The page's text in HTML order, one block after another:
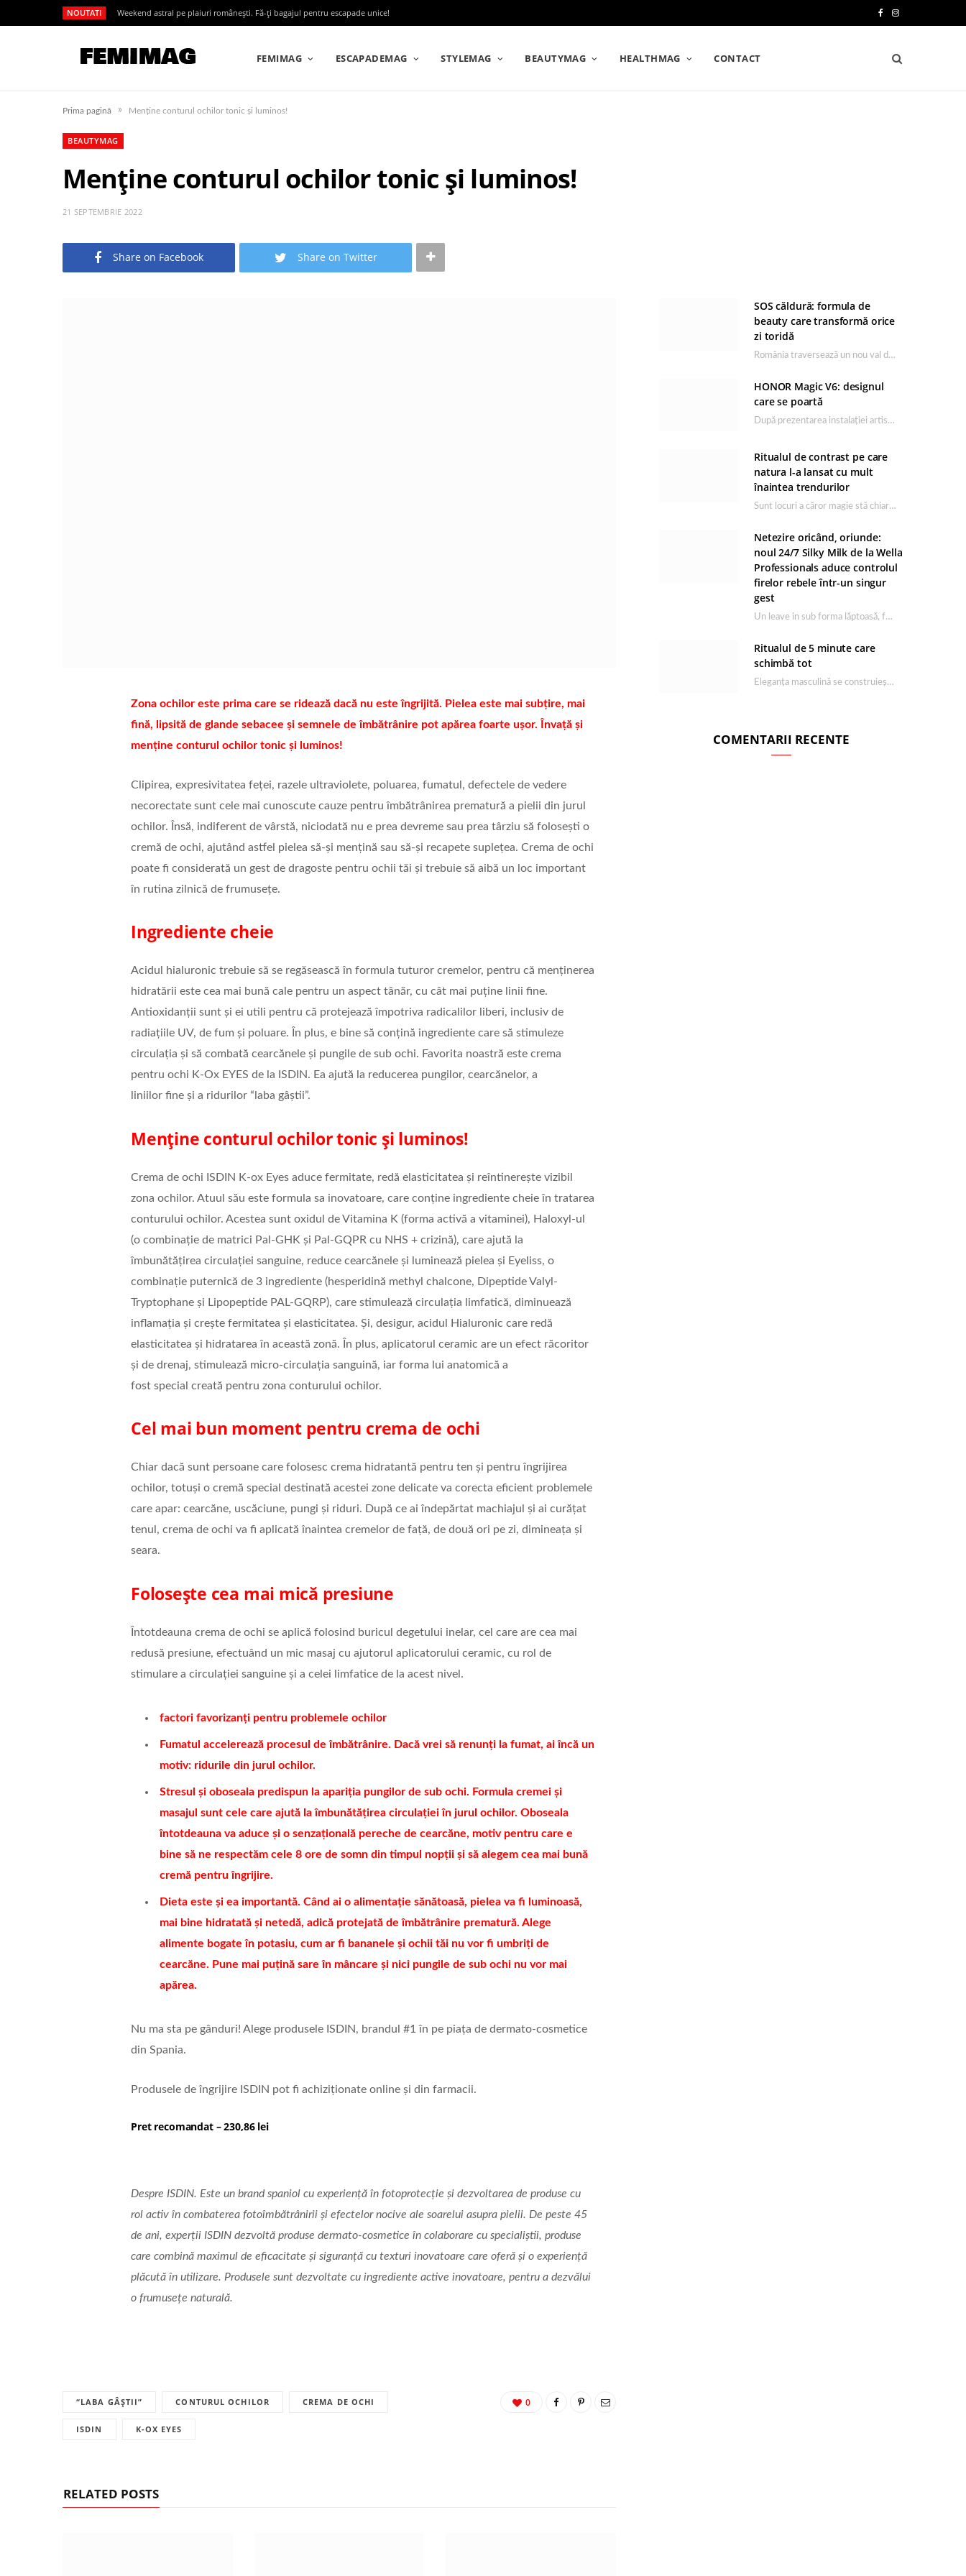
NOUTATI Weekend astral pe plaiuri românești. Fă-ți bagajul pentru escapade unice!
e
I
s
t
FEMIMAG ESCAPADEMAG STYLEMAG BEAUTYMAG HEALTHMAG CONTACT
Prima pagină » Menține conturul ochilor tonic și luminos!
BEAUTYMAG
Menține conturul ochilor tonic și luminos!
21 SEPTEMBRIE 2022
Share on Facebook Share on Twitter
Zona ochilor este prima care se ridează dacă nu este îngrijită. Pielea este mai subțire, mai
fină, lipsită de glande sebacee și semnele de îmbătrânire pot apărea foarte ușor. Învață și
menține conturul ochilor tonic și luminos!
Clipirea, expresivitatea feței, razele ultraviolete, poluarea, fumatul, defectele de vedere
necorectate sunt cele mai cunoscute cauze pentru îmbătrânirea prematură a pielii din jurul
ochilor. Însă, indiferent de vârstă, niciodată nu e prea devreme sau prea târziu să folosești o
cremă de ochi, ajutând astfel pielea să-și mențină sau să-și recapete suplețea. Crema de ochi
poate fi considerată un gest de dragoste pentru ochii tăi și trebuie să aibă un loc important
în rutina zilnică de frumusețe.
Ingrediente cheie
Acidul hialuronic trebuie să se regăsească în formula tuturor cremelor, pentru că menținerea
hidratării este cea mai bună cale pentru un aspect tânăr, cu cât mai puține linii fine.
Antioxidanții sunt și ei utili pentru că protejează împotriva radicalilor liberi, inclusiv de
radiațiile UV, de fum și poluare. În plus, e bine să conțină ingrediente care să stimuleze
circulația și să combată cearcănele și pungile de sub ochi. Favorita noastră este crema
pentru ochi K-Ox EYES de la ISDIN. Ea ajută la reducerea pungilor, cearcănelor, a
liniilor fine și a ridurilor “laba gâștii”.
Menține conturul ochilor tonic și luminos!
Crema de ochi ISDIN K-ox Eyes aduce fermitate, redă elasticitatea și reîntinerește vizibil
zona ochilor. Atuul său este formula sa inovatoare, care conține ingrediente cheie în tratarea
conturului ochilor. Acestea sunt oxidul de Vitamina K (forma activă a vitaminei), Haloxyl-ul
(o combinație de matrici Pal-GHK și Pal-GQPR cu NHS + crizină), care ajută la
îmbunătățirea circulației sanguine, reduce cearcănele și luminează pielea și Eyeliss, o
combinație puternică de 3 ingrediente (hesperidină methyl chalcone, Dipeptide Valyl-
Tryptophane și Lipopeptide PAL-GQRP), care stimulează circulația limfatică, diminuează
inflamația și crește fermitatea și elasticitatea. Și, desigur, acidul Hialuronic care redă
elasticitatea și hidratarea în această zonă. În plus, aplicatorul ceramic are un efect răcoritor
și de drenaj, stimulează micro-circulația sanguină, iar forma lui anatomică a
fost special creată pentru zona conturului ochilor.
Cel mai bun moment pentru crema de ochi
Chiar dacă sunt persoane care folosesc crema hidratantă pentru ten și pentru îngrijirea
ochilor, totuși o cremă special destinată acestei zone delicate va corecta eficient problemele
care apar: cearcăne, uscăciune, pungi și riduri. După ce ai îndepărtat machiajul și ai curățat
tenul, crema de ochi va fi aplicată înaintea cremelor de față, de două ori pe zi, dimineața și
seara.
Folosește cea mai mică presiune
Întotdeauna crema de ochi se aplică folosind buricul degetului inelar, cel care are cea mai
redusă presiune, efectuând un mic masaj cu ajutorul aplicatorului ceramic, cu rol de
stimulare a circulației sanguine și a celei limfatice de la acest nivel.
factori favorizanți pentru problemele ochilor
Fumatul accelerează procesul de îmbătrânire. Dacă vrei să renunți la fumat, ai încă un
motiv: ridurile din jurul ochilor.
Stresul și oboseala predispun la apariția pungilor de sub ochi. Formula cremei și
masajul sunt cele care ajută la îmbunătățirea circulației în jurul ochilor. Oboseala
întotdeauna va aduce și o senzațională pereche de cearcăne, motiv pentru care e
bine să ne respectăm cele 8 ore de somn din timpul nopții și să alegem cea mai bună
cremă pentru îngrijire.
Dieta este și ea importantă. Când ai o alimentație sănătoasă, pielea va fi luminoasă,
mai bine hidratată și netedă, adică protejată de îmbătrânire prematură. Alege
alimente bogate în potasiu, cum ar fi bananele și ochii tăi nu vor fi umbriți de
cearcăne. Pune mai puțină sare în mâncare și nici pungile de sub ochi nu vor mai
apărea.
Nu ma sta pe gânduri! Alege produsele ISDIN, brandul #1 în pe piața de dermato-cosmetice
din Spania.
Produsele de îngrijire ISDIN pot fi achiziționate online și din farmacii.
Pret recomandat – 230,86 lei
Despre ISDIN. Este un brand spaniol cu experiență în fotoprotecție și dezvoltarea de produse cu
rol activ în combaterea fotoîmbătrânirii și efectelor nocive ale soarelui asupra pielii. De peste 45
de ani, experții ISDIN dezvoltă produse dermato-cosmetice în colaborare cu specialiștii, produse
care combină maximul de eficacitate și siguranță cu texturi inovatoare care oferă și o experiență
plăcută în utilizare. Produsele sunt dezvoltate cu ingrediente active inovatoare, pentru a dezvălui
o frumusețe naturală.
“LABA GÂȘTII” CONTURUL OCHILOR CREMA DE OCHI
ISDIN K-OX EYES
0
RELATED POSTS
SOS căldură: formula de
beauty care transformă orice
zi toridă
România traversează un nou val de căldură, iar rutina de îngrijire capătă un rol esențial…
HONOR Magic V6: designul
care se poartă
După prezentarea instalației artistice semnată de Catrinel Săbăciag în cadrul evenimentului de lansare HONOR Magic…
Ritualul de contrast pe care
natura l-a lansat cu mult
înaintea trendurilor
Sunt locuri a căror magie stă chiar în firea lor naturală, iar Lacul Ursu din…
Netezire oricând, oriunde:
noul 24/7 Silky Milk de la Wella
Professionals aduce controlul
firelor rebele într-un singur
gest
Un leave in sub forma lăptoasă, fără clătire care completează rutina Ultimate Smooth și transformă…
Ritualul de 5 minute care
schimbă tot
Eleganța masculină se construiește dimineața, în câteva minute și cu produsele potrivite. O rutină de…
COMENTARII RECENTE